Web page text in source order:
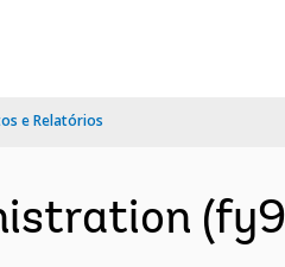
e Relatórios